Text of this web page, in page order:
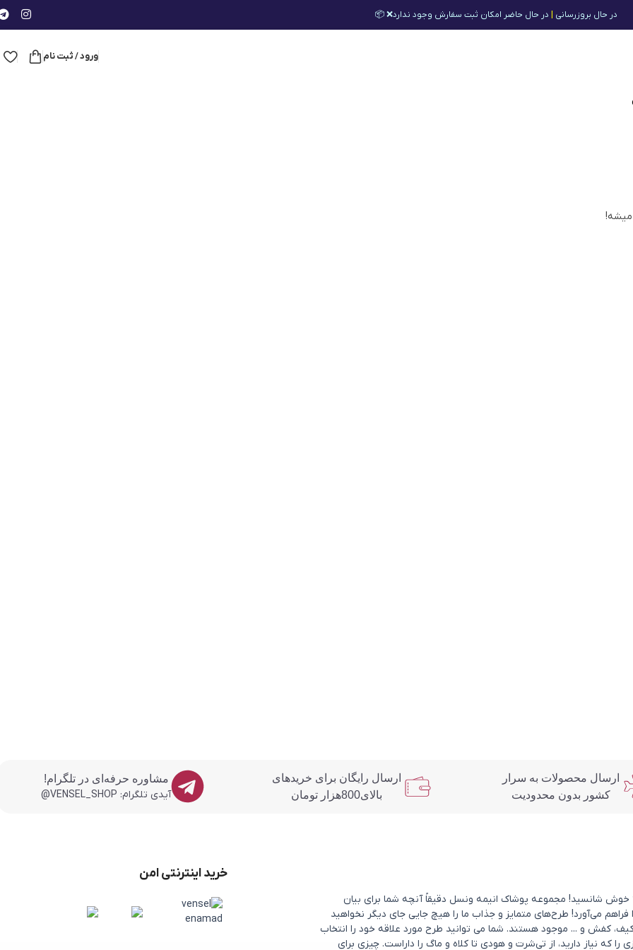
در حال بروزرسانی در حال حاضر امکان ثبت سفارش وجود ندارد❌ 📦
ورود / ثبت نام
میشه!
ارسال محصولات به سرار
کشور بدون محدودیت
ارسال رایگان برای خریدهای
بالای800هزار تومان
مشاوره حرفه‌ای در تلگرام!
آیدی تلگرام: VENSEL_SHOP@
خوش شانسید! مجموعه پوشاک انیمه ونسل دقیقاً آنچه شما برای بیان
می‌آورد! طرح‌های متمایز و جذاب ما را هیچ جایی جای دیگر نخواهید
کفش و ... موجود هستند. شما می توانید طرح مورد علاقه خود را انتخاب
نیاز دارید، از تی‌شرت و هودی تا کلاه و ماگ را داراست. چیزی برای
خرید اینترنتی امن